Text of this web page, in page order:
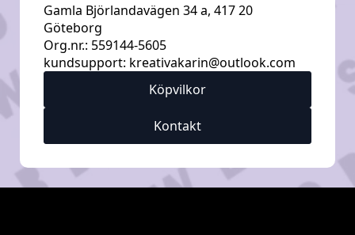
Gamla Björlandavägen 34 a, 417 20
Göteborg
Org.nr.: 559144-5605
kundsupport: kreativakarin@outlook.com
Köpvilkor
Kontakt